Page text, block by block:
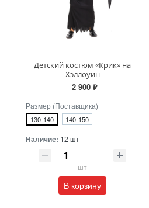
Детский костюм «Крик» на
Хэллоуин
2 900 ₽
Размер (Поставщика)
130-140 140-150
Наличие: 12 шт
шт
В корзину